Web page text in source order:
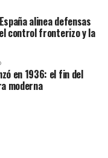
alinea defensas
control fronterizo y la
en 1936: el fin del
moderna